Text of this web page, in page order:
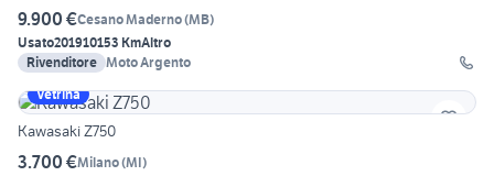
9.900 €Cesano Maderno(MB)
Usato201910153 KmAltro
Rivenditore Moto Argento
Vetrina
Kawasaki Z750
3.700 €Milano(MI)